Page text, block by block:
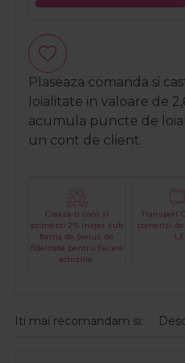
Plaseaza comanda si
loialitate in valoare de
acumula puncte de
un cont de client.
Creaza-ti cont si
primesti 2% inapoi sub
forma de bonus de
fidelitate pentru fiecare
achizitie.
Transport
comenzi de
LEI
Iti mai recomandam si: